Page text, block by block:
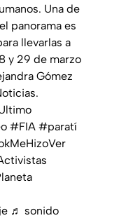
Una de
panorama es
llevarlas a
y 29 de marzo
Gómez
.
#FIA #paratí
♬ sonido